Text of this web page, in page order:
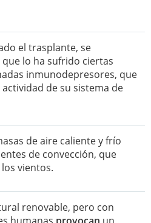
el trasplante, se
lo ha sufrido ciertas
inmunodepresores, que
de su sistema de
de aire caliente y frío
de convección, que
vientos.
renovable, pero con